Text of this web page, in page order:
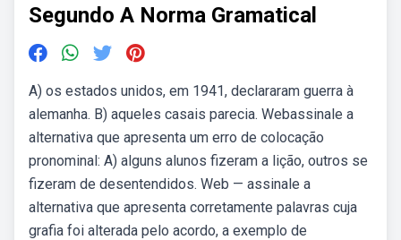
Segundo A Norma Gramatical
A) os estados unidos, em 1941, declararam guerra à
alemanha. B) aqueles casais parecia. Webassinale a
alternativa que apresenta um erro de colocação
pronominal: A) alguns alunos fizeram a lição, outros se
fizeram de desentendidos. Web — assinale a
alternativa que apresenta corretamente palavras cuja
grafia foi alterada pelo acordo, a exemplo de